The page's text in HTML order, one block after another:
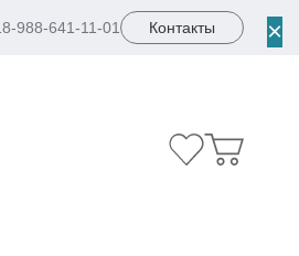
8-988-641-11-01 Контакты ×